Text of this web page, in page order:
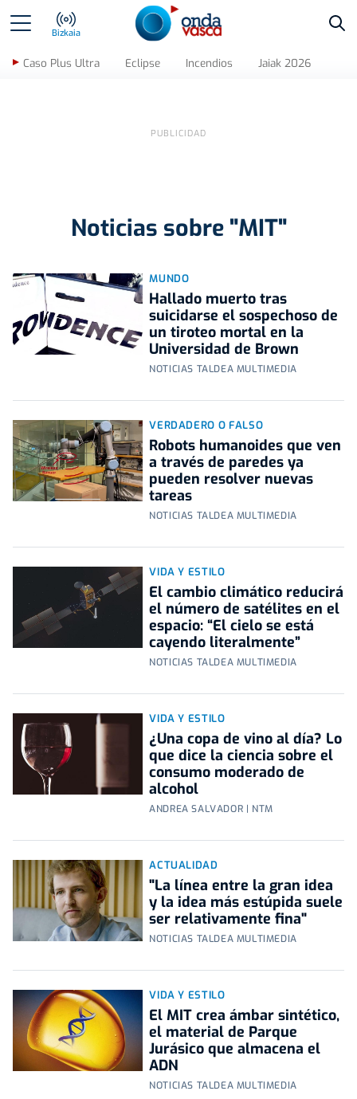
Bizkaia
Caso Plus Ultra Eclipse Incendios Jaiak 2026
Noticias sobre "MIT"
MUNDO
Hallado muerto tras
suicidarse el sospechoso de
un tiroteo mortal en la
Universidad de Brown
NOTICIAS TALDEA MULTIMEDIA
VERDADERO O FALSO
Robots humanoides que ven
a través de paredes ya
pueden resolver nuevas
tareas
NOTICIAS TALDEA MULTIMEDIA
VIDA Y ESTILO
El cambio climático reducirá
el número de satélites en el
espacio: “El cielo se está
cayendo literalmente”
NOTICIAS TALDEA MULTIMEDIA
VIDA Y ESTILO
¿Una copa de vino al día? Lo
que dice la ciencia sobre el
consumo moderado de
alcohol
ANDREA SALVADOR | NTM
ACTUALIDAD
"La línea entre la gran idea
y la idea más estúpida suele
ser relativamente fina"
NOTICIAS TALDEA MULTIMEDIA
VIDA Y ESTILO
El MIT crea ámbar sintético,
el material de Parque
Jurásico que almacena el
ADN
NOTICIAS TALDEA MULTIMEDIA